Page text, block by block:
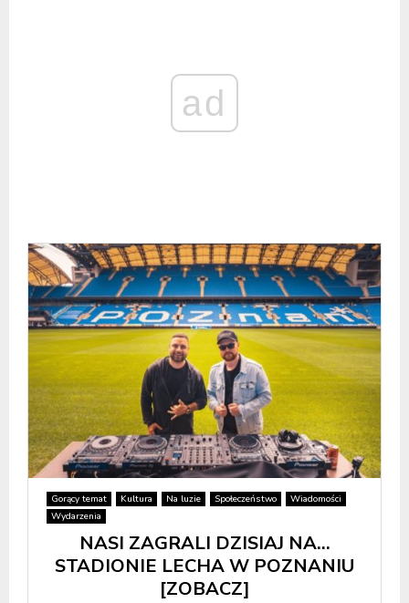
ad
Gorący temat Kultura Na luzie Społeczeństwo
Wiadomości
Wydarzenia
NASI ZAGRALI DZISIAJ NA…
STADIONIE LECHA W POZNANIU
[ZOBACZ]